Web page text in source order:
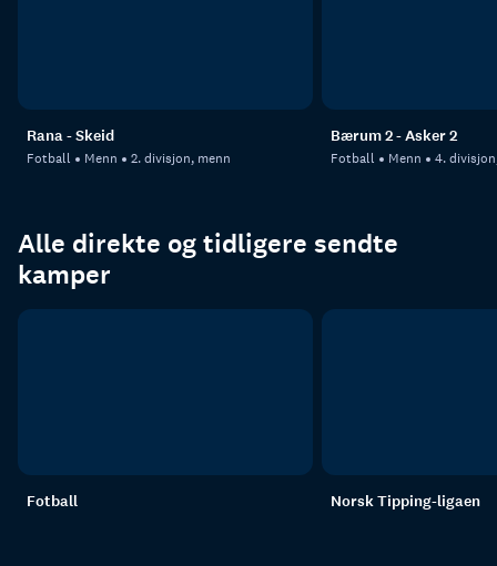
Rana - Skeid
Fotball Menn 2. divisjon, menn
Bærum 2 - Asker 2
Fotball Menn 4.
Alle direkte og tidligere sendte
kamper
Fotball Norsk Tipping-ligaen